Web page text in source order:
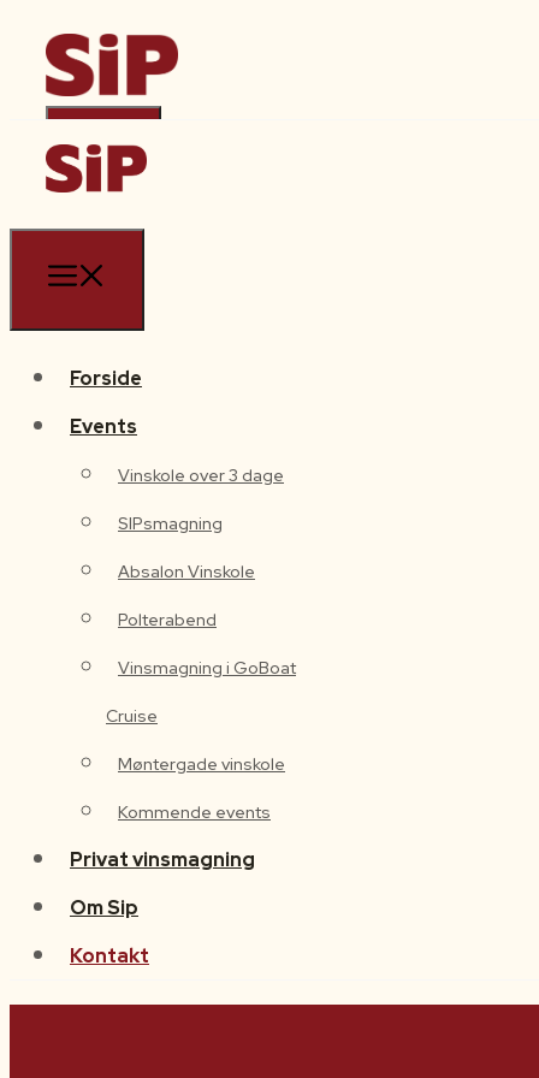
Absalon Vinskole
Polterabend
Vinsmagning i GoBoat
Cruise
Møntergade vinskole
Kommende events
Privat vinsmagning
Om Sip
Kontakt
Forside
Events
Vinskole over 3 dage
SIPsmagning
Absalon Vinskole
Polterabend
Vinsmagning i GoBoat
Cruise
Møntergade vinskole
Kommende events
Privat vinsmagning
Om Sip
Kontakt